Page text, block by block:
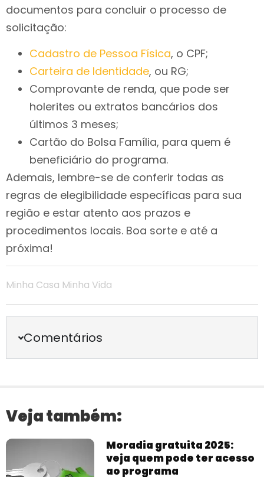
documentos para concluir o processo de
solicitação:
Cadastro de Pessoa Física, o CPF;
Carteira de Identidade, ou RG;
Comprovante de renda, que pode ser
holerites ou extratos bancários dos
últimos 3 meses;
Cartão do Bolsa Família, para quem é
beneficiário do programa.
Ademais, lembre-se de conferir todas as
regras de elegibilidade específicas para sua
região e estar atento aos prazos e
procedimentos locais. Boa sorte e até a
próxima!
Minha Casa Minha Vida
Comentários
Veja também:
Moradia gratuita 2025:
veja quem pode ter acesso
ao programa